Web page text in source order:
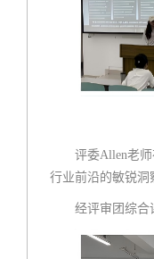
评委Allen老
行业前沿的敏锐洞
经评审团综合